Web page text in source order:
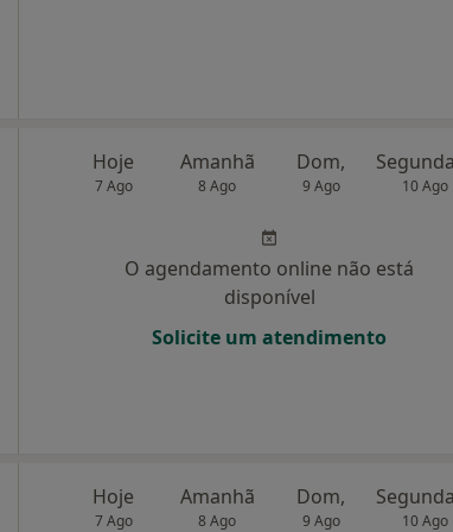
Hoje
7 Ago
Amanhã
8 Ago
Dom,
9 Ago 10 Ago
O agendamento online não está
disponível
Solicite um atendimento
Hoje
7 Ago
Amanhã
8 Ago
Dom,
9 Ago 10 Ago